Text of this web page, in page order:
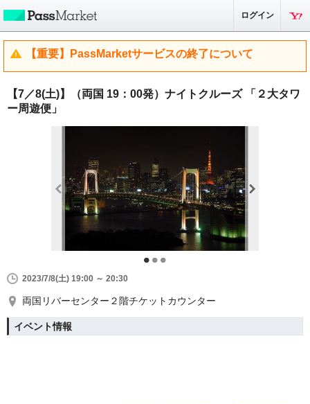
ログイン
【重要】PassMarketサービスの終了について
【7／8(土)】（両国 19：00発）ナイトクルーズ 「２大タワ
ー周遊便」
2023/7/8(土) 19:00 ～ 20:30
両国リバーセンター２階チケットカウンター
イベント情報